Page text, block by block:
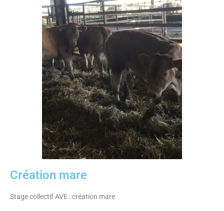
Création mare
Stage collectif AVE : création mare